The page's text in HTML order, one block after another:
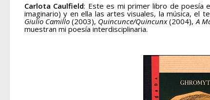
Carlota Caulfield: Este es mi primer libro de poesía
imaginario) y en ella las artes visuales, la música, el
Giulio Camillo(2003), Quincunce/Quincunx(2004), A
muestran mi poesía interdisciplinaria.